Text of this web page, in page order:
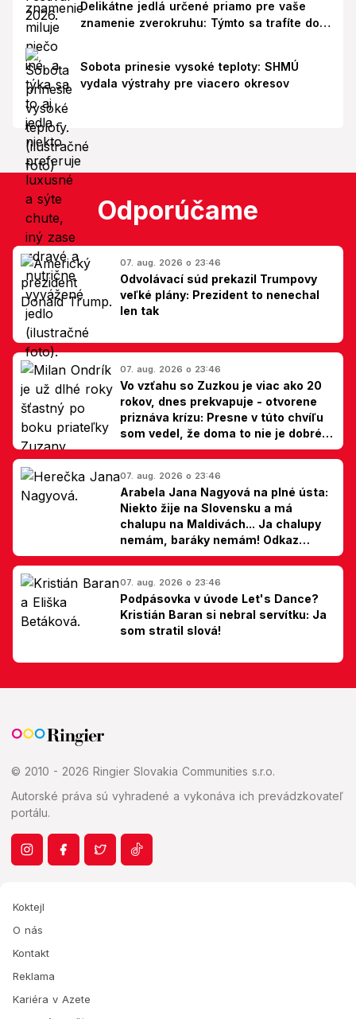
Delikátne jedlá určené priamo pre vaše
znamenie zverokruhu: Týmto sa trafíte do
Sobota prinesie vysoké teploty: SHMÚ
vydala výstrahy pre viacero okresov
Odporúčame
07. aug. 2026 o 23:46
Odvolávací súd prekazil Trumpovy
veľké plány: Prezident to nenechal
len tak
07. aug. 2026 o 23:46
Vo vzťahu so Zuzkou je viac ako 20
rokov, dnes prekvapuje - otvorene
priznáva krízu: Presne v túto chvíľu
som vedel, že doma to nie je dobré,
hovorí Milan Ondrík
07. aug. 2026 o 23:46
Arabela Jana Nagyová na plné ústa:
Niekto žije na Slovensku a má
chalupu na Maldivách... Ja chalupy
nemám, baráky nemám! Odkaz
Slovákom
07. aug. 2026 o 23:46
Podpásovka v úvode Let's Dance?
Kristián Baran si nebral servítku: Ja
som stratil slová!
© 2010 - 2026 Ringier Slovakia Communities s.r.o.
Autorské práva sú vyhradené a vykonáva ich prevádzkovateľ
portálu.
Koktejl
O nás
Kontakt
Reklama
Kariéra v Azete